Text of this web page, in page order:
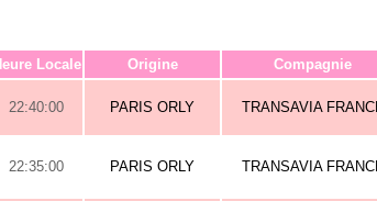
Locale Origine Compagnie
22:40:00 PARIS ORLY TRANSAVIA
22:35:00 PARIS ORLY TRANSAVIA